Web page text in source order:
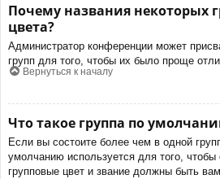
Почему названия некоторых
цвета?
Администратор конференции может
групп для того, чтобы их было проще
Вернуться к началу
Что такое группа по
Если вы состоите более чем в одной
умолчанию используется для того, чтобы
групповые цвет и звание должны быть